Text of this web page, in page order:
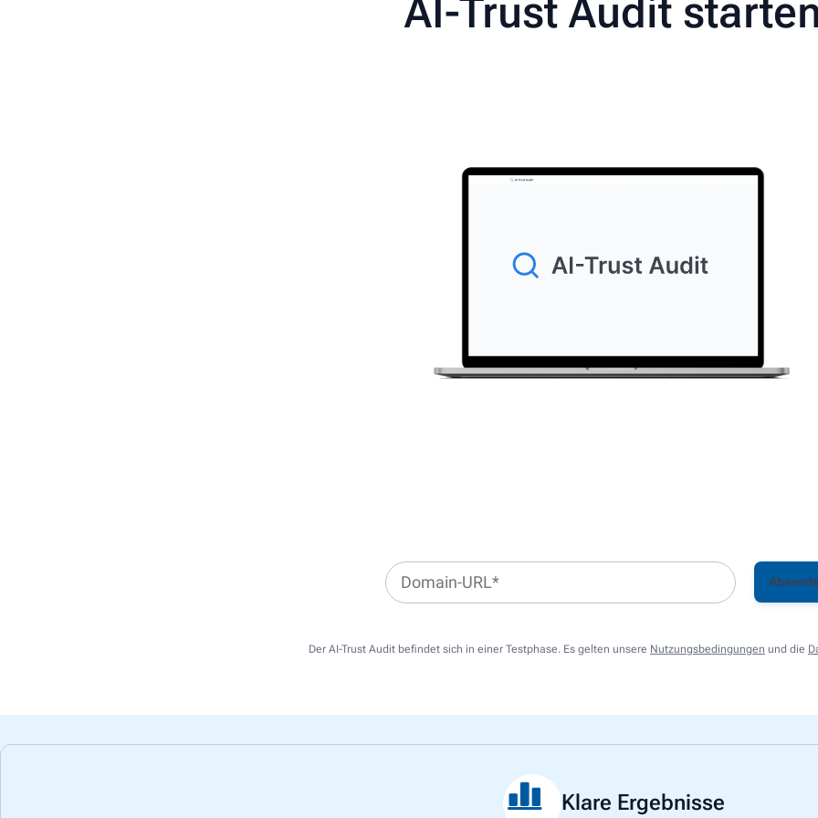
AI-Trust Audit
Der AI-Trust Audit befindet sich in einer Testphase. Es gelten unsere Nutzungsbedingungen und die
Klare Ergebnisse